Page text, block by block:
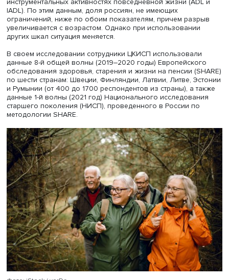
В России среди живущих одиноко негативное
состояние усиливается с 50 до 79 лет вне зависимости
остроты переживания одиночества, а социальная
с множественными дефицитами.
В Китае индекс эмоционального состояния высок у
часто испытывающих чувство одиночества, причем он
зависит от характера проживания, при этом
меньшая зависимость эмоционального состояния от
возраста.
Сравнение между Россией и Китаем показывает, что в
средние значения эмоционального состояния женщин,
испытывающих одиночество, выше, чем в Китае (за
исключением возраста 50–59 лет), причем разница в
меняется с возрастом.
Ведущий научный сотрудник ЦКИСП НИУ ВШЭЕлена
Селезневаи младший научный сотрудник центраДарья
Каревапредставили сообщение «Анализ межстрановых
различий в функциональном состоянии лиц старшего
возраста». Они пояснили, что эти показатели серьезно
влияют на спрос на долговременный уход.
Елена Селезнева и Дарья Карева сообщили: есть ряд